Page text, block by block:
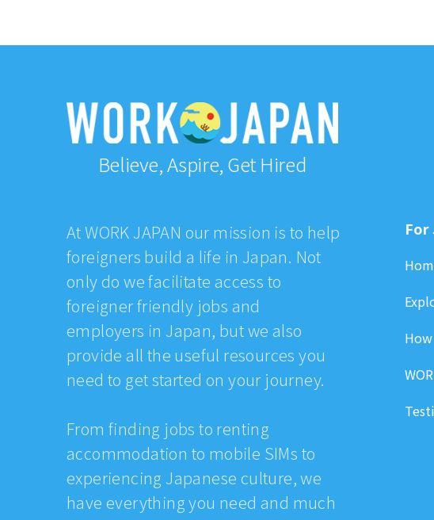
Believe, Aspire, Get Hired
At WORK JAPAN our mission is to help
foreigners build a life in Japan. Not
only do we facilitate access to
foreigner friendly jobs and
employers in Japan, but we also
provide all the useful resources you
need to get started on your journey.
From finding jobs to renting
accommodation to mobile SIMs to
experiencing Japanese culture, we
have everything you need and much
For